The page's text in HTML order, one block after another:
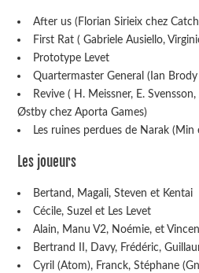
After us (Florian Sirieix chez
First Rat ( Gabriele Ausiello,
Prototype Levet
Quartermaster General (Ian
Revive ( H. Meissner, E.
Østby chez Aporta Games)
Les ruines perdues de Narak (Min
Les joueurs
Bertand, Magali, Steven et Kentai
Cécile, Suzel et Les Levet
Alain, Manu V2, Noémie, et
Bertrand II, Davy, Frédéric,
Cyril (Atom), Franck, Stéphane